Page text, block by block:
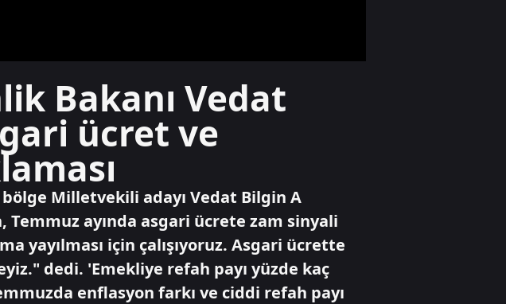
Bahçelievler'de
riskli binanın
İstanbul'da
düzenlenen
operasyonda 62,9
kilogram
uyuşturucu ele
geçirildi
Bakanı Vedat
ücret ve
bölge Milletvekili adayı Vedat Bilgin A
ayında asgari ücrete zam sinyali
yayılması için çalışıyoruz. Asgari ücrette
dedi. 'Emekliye refah payı yüzde kaç
enflasyon farkı ve ciddi refah payı